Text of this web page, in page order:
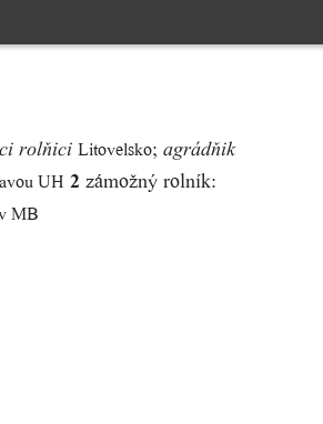
rolňici Litovelsko; agrádňik
UH 2 zámožný rolník:
MB